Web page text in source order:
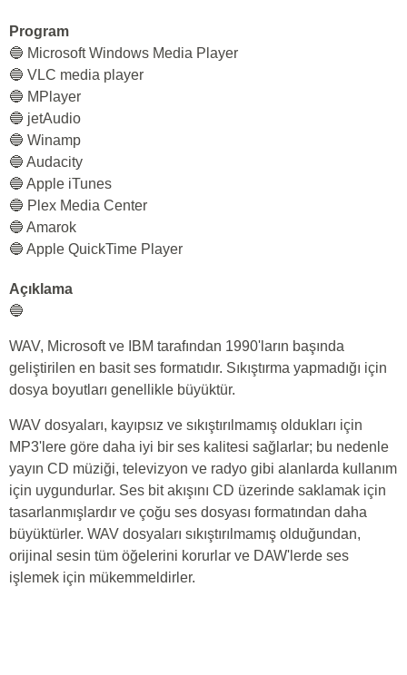
Program
🔵 Microsoft Windows Media Player
🔵 VLC media player
🔵 MPlayer
🔵 jetAudio
🔵 Winamp
🔵 Audacity
🔵 Apple iTunes
🔵 Plex Media Center
🔵 Amarok
🔵 Apple QuickTime Player
Açıklama
🔵
WAV, Microsoft ve IBM tarafından 1990'ların başında
geliştirilen en basit ses formatıdır. Sıkıştırma yapmadığı için
dosya boyutları genellikle büyüktür.
WAV dosyaları, kayıpsız ve sıkıştırılmamış oldukları için
MP3'lere göre daha iyi bir ses kalitesi sağlarlar; bu nedenle
yayın CD müziği, televizyon ve radyo gibi alanlarda kullanım
için uygundurlar. Ses bit akışını CD üzerinde saklamak için
tasarlanmışlardır ve çoğu ses dosyası formatından daha
büyüktürler. WAV dosyaları sıkıştırılmamış olduğundan,
orijinal sesin tüm öğelerini korurlar ve DAW'lerde ses
işlemek için mükemmeldirler.